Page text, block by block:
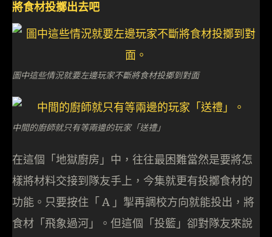
將食材投擲出去吧
圖中這些情況就要左邊玩家不斷將食材投擲到對面
中間的廚師就只有等兩邊的玩家「送禮」
在這個「地獄廚房」中，往往最困難當然是要將怎
樣將材料交接到隊友手上，今集就更有投擲食材的
功能。只要按住「 A 」掣再調校方向就能投出，將
食材「飛象過河」。但這個「投籃」卻對隊友來說